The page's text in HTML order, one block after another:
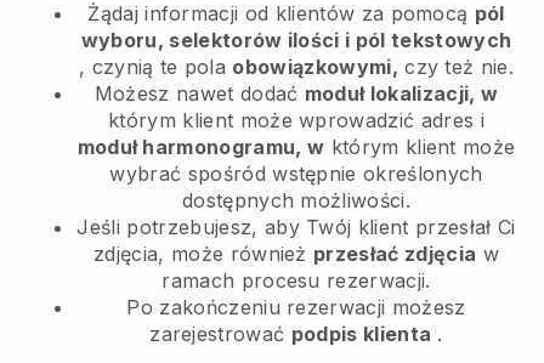
Żądaj informacji od klientów za pomocą pól
wyboru, selektorów ilości i pól tekstowych
, czynią te pola obowiązkowymi, czy też nie.
Możesz nawet dodać moduł lokalizacji, w
którym klient może wprowadzić adres i
moduł harmonogramu, w którym klient może
wybrać spośród wstępnie określonych
dostępnych możliwości.
Jeśli potrzebujesz, aby Twój klient przesłał Ci
zdjęcia, może również przesłać zdjęcia w
ramach procesu rezerwacji.
Po zakończeniu rezerwacji możesz
zarejestrować podpis klienta .